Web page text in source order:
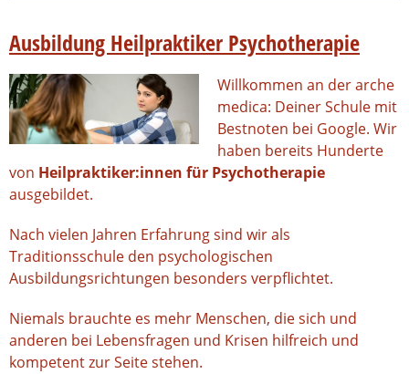
Ausbildung Heilpraktiker Psychotherapie
Willkommen an der arche
medica: Deiner Schule mit
Bestnoten bei Google. Wir
haben bereits Hunderte
von Heilpraktiker:innen für Psychotherapie
ausgebildet.
Nach vielen Jahren Erfahrung sind wir als
Traditionsschule den psychologischen
Ausbildungsrichtungen besonders verpflichtet.
Niemals brauchte es mehr Menschen, die sich und
anderen bei Lebensfragen und Krisen hilfreich und
kompetent zur Seite stehen.